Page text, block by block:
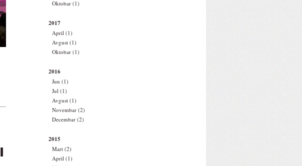
Oktobar (1)
2017
April (1)
Avgust (1)
Oktobar (1)
2016
Jun (1)
Jul (1)
Avgust (1)
Novembar (2)
Decembar (2)
2015
Mart (2)
April (1)